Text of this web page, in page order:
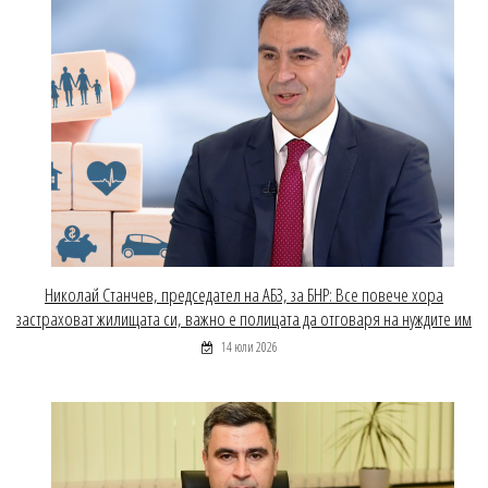
Николай Станчев, председател на АБЗ, за БНР: Все повече хора
застраховат жилищата си, важно е полицата да отговаря на нуждите им
14 юли 2026